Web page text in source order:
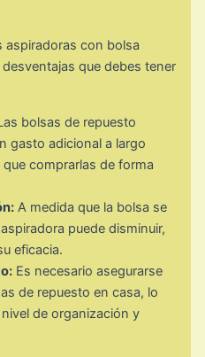
aspiradoras con bolsa
que debes tener
bolsas de repuesto
gasto adicional a largo
comprarlas de forma
A medida que la bolsa se
puede disminuir,
eficacia.
Es necesario asegurarse
de repuesto en casa, lo
de organización y